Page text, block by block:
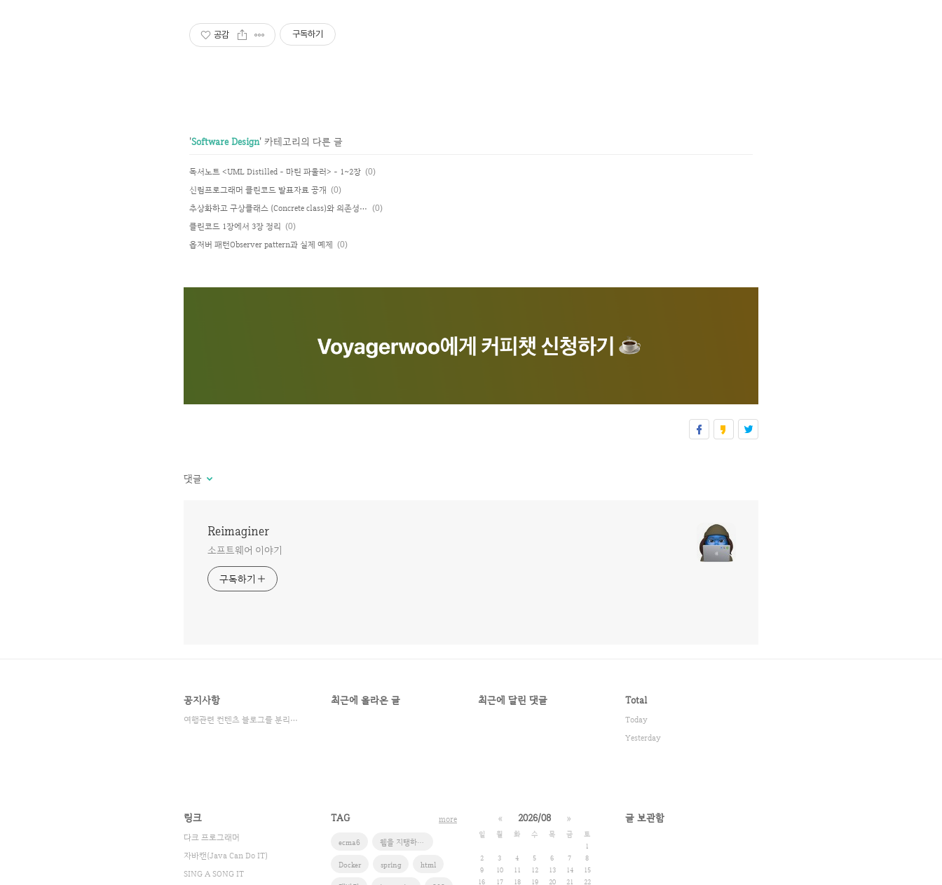
공감 구독하기
'Software Design' 카테고리의 다른 글
독서노트 <UML Distilled - 마틴 파울러> - 1~2장 (0)
신림프로그래머 클린코드 발표자료 공개 (0)
추상화하고 구상클래스 (Concrete class)와 의존성 제거하기 (0)
클린코드 1장에서 3장 정리 (0)
옵저버 패턴Observer pattern과 실제 예제 (0)
댓글
Reimaginer
소프트웨어 이야기
구독하기
공지사항
여행관련 컨텐츠 블로그를 분리했습니다.
최근에 올라온 글 최근에 달린 댓글 Total
Today
Yesterday
링크
다크 프로그래머
자바캔(Java Can Do IT)
SING A SONG IT
TAG
ecma6 웹을 지탱하는 기술
Docker spring html
more « 2026/08 »
일 월 화 수 목 금
토
1
2
3 4 5 6 7
8
9
10 11 12 13 14
15
16
17 18 19 20 21 22
글 보관함